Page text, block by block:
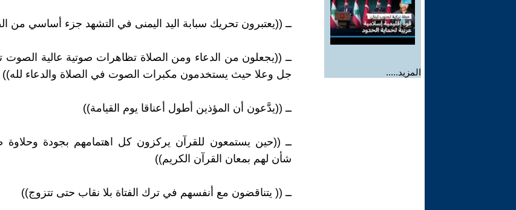
المزيد.....
ــ ((يعتبرون تحريك سبابة اليد اليمنى في التشهد جزء أساسي من
ــ ((يجعلون من الدعاء ومن الصلاة تظاهرات صوتية عالية الصوت
جل وعلا حيث يستخدمون مكبرات الصوت في الصلاة والدعاء لله))
ــ ((يدَّعون أن المؤذين أطول أعناقا يوم القيامة))
ــ ((حين يستمعون للقرآن يركزون كل اهتمامهم بجودة وحلاوة
شأن لهم بمعان القرآن الكريم))
ــ (( يتناقضون مع أنفسهم في ترك الفتاة بلا نقاب حتى تتزوج))